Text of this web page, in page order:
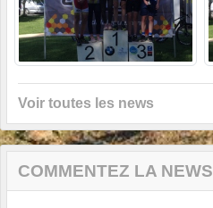
Voir toutes les news
COMMENTEZ LA NEWS